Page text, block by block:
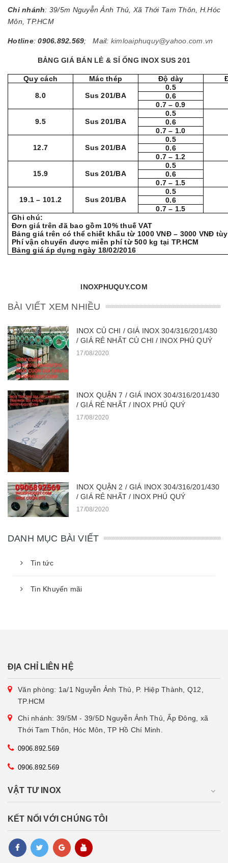
Chi nhánh: 39/5m Nguyễn Ảnh Thủ, Xã Thới Tam Thôn, H.Hóc
Môn, TP.HCM
Hotline:0906.892.569; Mail: kimloaiphuquy@yahoo.com.vn
BẢNG GIÁ BÁN LẺ & SỈ ỐNG INOX SUS 201
Quy cách Mác thép Độ dày
8.0 Sus 201/BA
0.5
0.6
0.7 – 0.9
9.5 Sus 201/BA
0.5
0.6
0.7 – 1.0
12.7 Sus 201/BA
0.5
0.6
0.7 – 1.2
15.9 Sus 201/BA
0.5
0.6
0.7 – 1.5
19.1 – 101.2 Sus 201/BA
0.5
0.6
0.7 – 1.5
Ghi chú:
Đơn giá trên đã bao gồm 10% thuế VAT
Bảng giá trên có thể chiết khấu từ 1000 VNĐ – 3000 VNĐ
Phí vận chuyển được miễn phí từ 500 kg tại TP.HCM
Bảng giá áp dụng ngày 18/02/2016
INOXPHUQUY.COM
BÀI VIẾT XEM NHIỀU
INOX CỦ CHI / GIÁ INOX 304/316/201/430
/ GIÁ RẺ NHẤT CỦ CHI / INOX PHÚ QUÝ
17/08/2020
INOX QUẬN 7 / GIÁ INOX 304/316/201/430
/ GIÁ RẺ NHẤT / INOX PHÚ QUÝ
17/08/2020
INOX QUẬN 2 / GIÁ INOX 304/316/201/430
/ GIÁ RẺ NHẤT / INOX PHÚ QUÝ
17/08/2020
DANH MỤC BÀI VIẾT
Tin tức
Tin Khuyến mãi
ĐỊA CHỈ LIÊN HỆ
Văn phòng: 1a/1 Nguyễn Ảnh Thủ, P. Hiệp Thành, Q12,
TP.HCM
Chi nhánh: 39/5M - 39/5D Nguyễn Ảnh Thủ, Ấp Đông, xã
Thới Tam Thôn, Hóc Môn, TP Hồ Chí Minh.
0906.892.569
0906.892.569
VẬT TƯ INOX
KẾT NỐI VỚI CHÚNG TÔI